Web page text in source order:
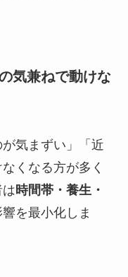
気兼ねで動けな
が気まずい」「近
くなる方が多く
時間帯・養生・
を最小化しま